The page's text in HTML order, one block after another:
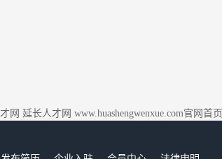
网 延长人才网 www.huashengwenxue.com官网首页